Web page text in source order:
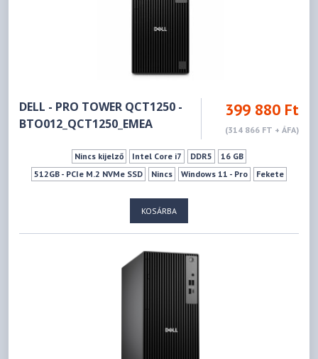
DELL - PRO TOWER QCT1250 -
BTO012_QCT1250_EMEA
399 880 Ft
(314 866 FT + ÁFA)
Nincs kijelző Intel Core i7 DDR5
16 GB
512GB - PCIe M.2 NVMe SSD
Nincs Windows 11 - Pro Fekete
KOSÁRBA